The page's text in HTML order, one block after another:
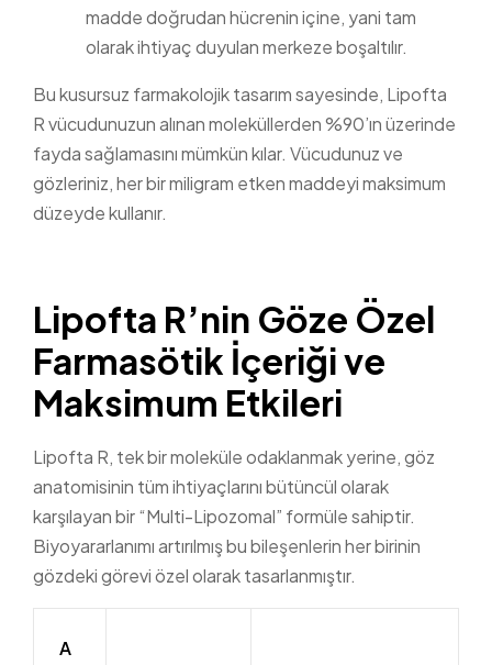
madde doğrudan hücrenin içine, yani tam
olarak ihtiyaç duyulan merkeze boşaltılır.
Bu kusursuz farmakolojik tasarım sayesinde, Lipofta
R vücudunuzun alınan moleküllerden %90’ın üzerinde
fayda sağlamasını mümkün kılar. Vücudunuz ve
gözleriniz, her bir miligram etken maddeyi maksimum
düzeyde kullanır.
Lipofta R’nin Göze Özel
Farmasötik İçeriği ve
Maksimum Etkileri
Lipofta R, tek bir moleküle odaklanmak yerine, göz
anatomisinin tüm ihtiyaçlarını bütüncül olarak
karşılayan bir “Multi-Lipozomal” formüle sahiptir.
Biyoyararlanımı artırılmış bu bileşenlerin her birinin
gözdeki görevi özel olarak tasarlanmıştır.
A